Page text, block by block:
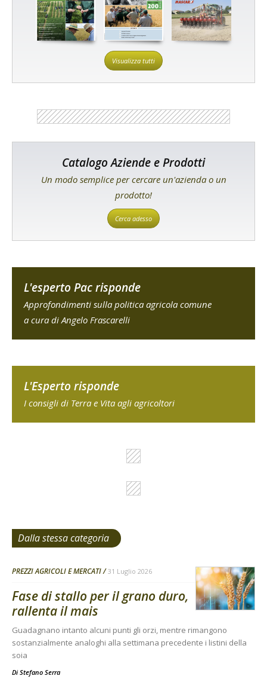
Visualizza tutti
Catalogo Aziende e Prodotti
Un modo semplice per cercare un'azienda o un
prodotto!
Cerca adesso
L'esperto Pac risponde
Approfondimenti sulla politica agricola comune
a cura di Angelo Frascarelli
L'Esperto risponde
I consigli di Terra e Vita agli agricoltori
Dalla stessa categoria
PREZZI AGRICOLI E MERCATI 31 Luglio 2026
Fase di stallo per il grano duro,
rallenta il mais
Guadagnano intanto alcuni punti gli orzi, mentre rimangono
sostanzialmente analoghi alla settimana precedente i listini della
soia
Di Stefano Serra